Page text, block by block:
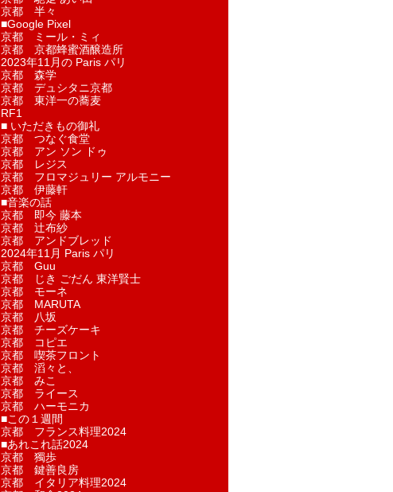
京都 半々
■Google Pixel
京都 ミール・ミィ
京都 京都蜂蜜酒醸造所
2023年11月の Paris パリ
京都 森学
京都 デュシタニ京都
京都 東洋一の蕎麦
RF1
■ いただきもの御礼
京都 つなぐ食堂
京都 アン ソン ドゥ
京都 レジス
京都 フロマジュリー アルモニー
京都 伊藤軒
■音楽の話
京都 即今 藤本
京都 辻布紗
京都 アンドブレッド
2024年11月 Paris パリ
京都 Guu
京都 じき ごだん 東洋賢士
京都 モーネ
京都 MARUTA
京都 八坂
京都 チーズケーキ
京都 コピエ
京都 喫茶フロント
京都 滔々と、
京都 みこ
京都 ライース
京都 ハーモニカ
■この１週間
京都 フランス料理2024
■あれこれ話2024
京都 獨歩
京都 鍵善良房
京都 イタリア料理2024